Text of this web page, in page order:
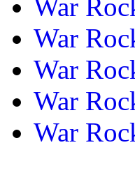
War
War
War
War
War